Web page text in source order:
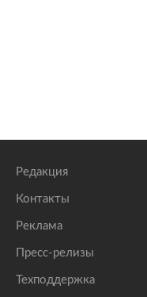
Редакция
Контакты
Реклама
Пресс-релизы
Техподдержка